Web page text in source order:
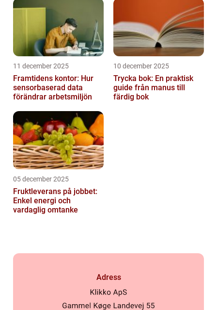
11 december 2025
Framtidens kontor: Hur
sensorbaserad data
förändrar arbetsmiljön
10 december 2025
Trycka bok: En praktisk
guide från manus till
färdig bok
05 december 2025
Fruktleverans på jobbet:
Enkel energi och
vardaglig omtanke
Adress